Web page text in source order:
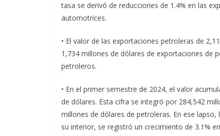
tasa se derivó de reducciones de 1.4% en las
automotrices.
• El valor de las exportaciones petroleras de
1,734 millones de dólares de exportaciones de
petroleros.
• En el primer semestre de 2024, el valor
de dólares. Esta cifra se integró por 284,542
millones de dólares de petroleras. En ese
su interior, se registró un crecimiento de 3.1%